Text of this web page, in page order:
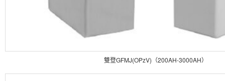
雙登GFMJ(OPzV)（200AH-3000AH）